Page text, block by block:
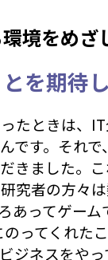
境をめざ
を期待
たときは、
です。それ
きました。
究者の方々
あってゲー
ってくれた
ジネスをや